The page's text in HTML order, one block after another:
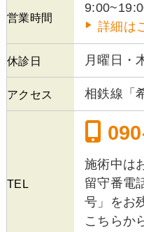
営業時間
詳細は
休診日 月曜日・
アクセス 相鉄線「
TEL
施術中は
留守番電
号」をお
こちらか